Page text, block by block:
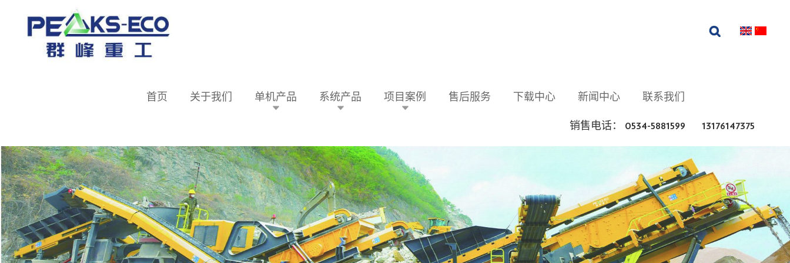
首页 关于我们 单机产品 系统产品 项目案例 售后服务 下载中心 新闻中心 联系我们
销售电话： 0534-5881599 13176147375